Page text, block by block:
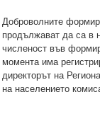
Доброволните
продължават да са в
численост във
момента има
директорът на
на населението